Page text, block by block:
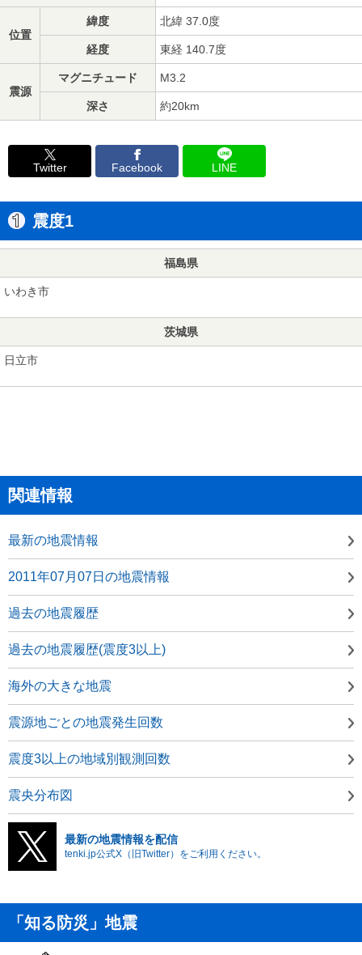
位置
緯度 北緯 37.0度
経度 東経 140.7度
震源
マグニチュード M3.2
深さ 約20km
Twitter Facebook LINE
震度1
福島県
いわき市
茨城県
日立市
関連情報
最新の地震情報
2011年07月07日の地震情報
過去の地震履歴
過去の地震履歴(震度3以上)
海外の大きな地震
震源地ごとの地震発生回数
震度3以上の地域別観測回数
震央分布図
最新の地震情報を配信
tenki.jp公式X（旧Twitter）をご利用ください。
「知る防災」地震